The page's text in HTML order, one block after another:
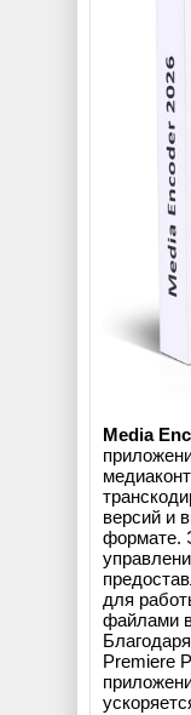
Media
версий и
формате.
для
файлами
Premiere